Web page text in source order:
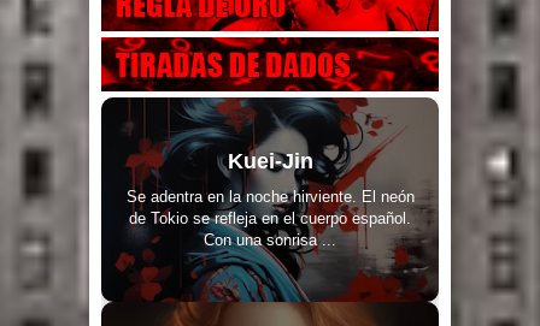
Kuei-Jin
Se adentra en la noche hirviente. El neón
de Tokio se refleja en el cuerpo español.
Con una sonrisa ...